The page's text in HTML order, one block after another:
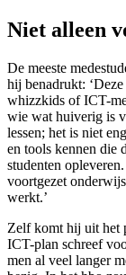
Niet alleen
De meeste
hij benadrukt:
whizzkids of ICT-
wie wat huiverig is
lessen; het is niet
en tools kennen die
studenten
voortgezet
werkt.’
Zelf komt hij uit het
ICT-plan schreef
men al veel langer